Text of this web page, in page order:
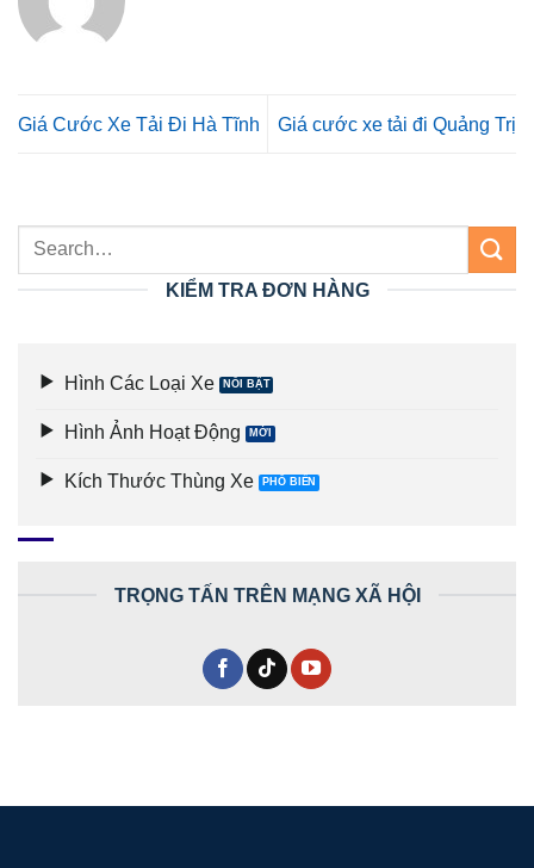
Giá Cước Xe Tải Đi Hà Tĩnh Giá cước xe tải đi Quảng Trị
KIỂM TRA ĐƠN HÀNG
Hình Các Loại Xe
Hình Ảnh Hoạt Động
Kích Thước Thùng Xe
TRỌNG TẤN TRÊN MẠNG XÃ HỘI